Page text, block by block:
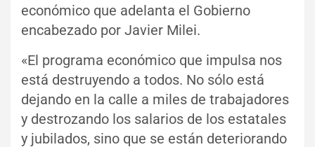
económico que adelanta el Gobierno
encabezado por Javier Milei.
«El programa económico que impulsa nos
está destruyendo a todos. No sólo está
dejando en la calle a miles de trabajadores
y destrozando los salarios de los estatales
y jubilados, sino que se están deteriorando